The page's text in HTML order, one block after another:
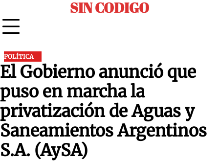
to
content
SIN CODIGO
POLÍTICA
El Gobierno anunció que
puso en marcha la
privatización de Aguas y
Saneamientos Argentinos
S.A. (AySA)